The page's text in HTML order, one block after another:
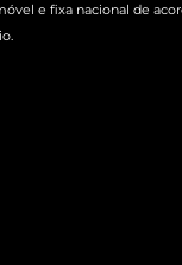
e fixa nacional de